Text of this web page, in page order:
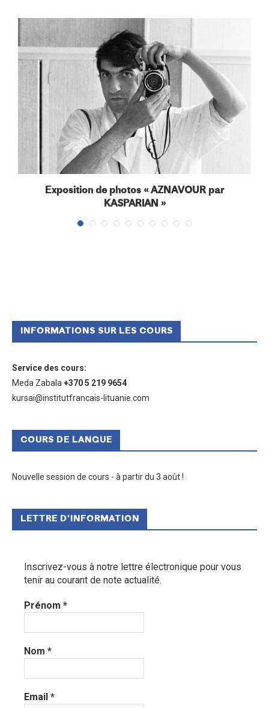
Exposition de photos « AZNAVOUR par
KASPARIAN »
INFORMATIONS SUR LES COURS
Service des cours:
Meda Zabala +370 5 219 9654
kursai@institutfrancais-lituanie.com
COURS DE LANGUE
Nouvelle session de cours - à partir du 3 août !
LETTRE D’INFORMATION
Inscrivez-vous à notre lettre électronique pour vous
tenir au courant de note actualité.
Prénom *
Nom *
Email *